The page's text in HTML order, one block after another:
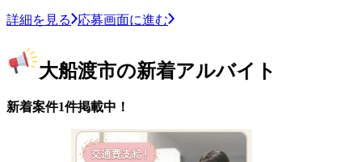
詳細を見る 応募画面に進む
大船渡市の新着アルバイト
新着案件1件掲載中！